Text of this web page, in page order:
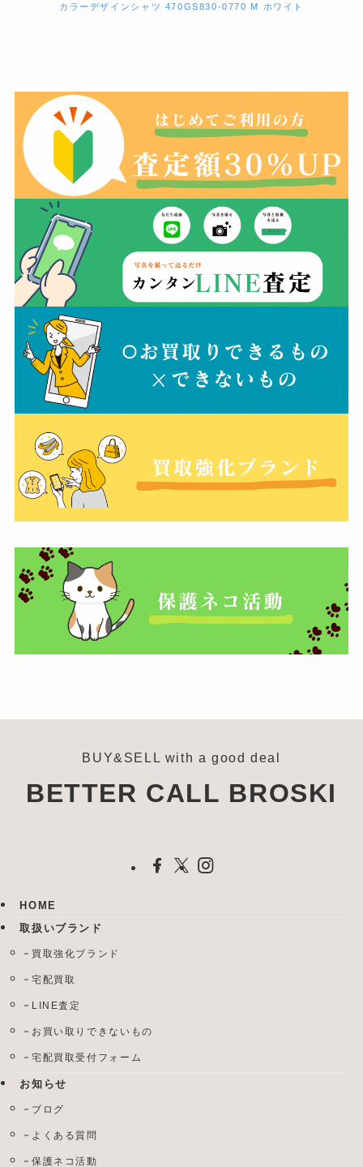
カラーデザインシャツ 470GS830-0770 M ホワイト
BUY&SELL with a good deal
BETTER CALL BROSKI
HOME
取扱いブランド
買取強化ブランド
宅配買取
LINE査定
お買い取りできないもの
宅配買取受付フォーム
お知らせ
ブログ
よくある質問
保護ネコ活動